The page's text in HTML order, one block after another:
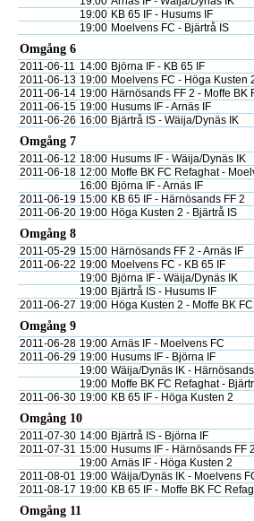
19:00 KB 65 IF - Husums IF
19:00 Moelvens FC - Bjärtrå IS
Omgång 6
2011-06-11 14:00 Björna IF - KB 65 IF
2011-06-13 19:00 Moelvens FC - Höga Kusten
2011-06-14 19:00 Härnösands FF 2 - Moffe BK
2011-06-15 19:00 Husums IF - Arnäs IF
2011-06-26 16:00 Bjärtrå IS - Wäija/Dynäs IK
Omgång 7
2011-06-12 18:00 Husums IF - Wäija/Dynäs IK
2011-06-18 12:00 Moffe BK FC Refaghat -
16:00 Björna IF - Arnäs IF
2011-06-19 15:00 KB 65 IF - Härnösands FF 2
2011-06-20 19:00 Höga Kusten 2 - Bjärtrå IS
Omgång 8
2011-05-29 15:00 Härnösands FF 2 - Arnäs IF
2011-06-22 19:00 Moelvens FC - KB 65 IF
19:00 Björna IF - Wäija/Dynäs IK
19:00 Bjärtrå IS - Husums IF
2011-06-27 19:00 Höga Kusten 2 - Moffe BK
Omgång 9
2011-06-28 19:00 Arnäs IF - Moelvens FC
2011-06-29 19:00 Husums IF - Björna IF
19:00 Wäija/Dynäs IK -
19:00 Moffe BK FC Refaghat -
2011-06-30 19:00 KB 65 IF - Höga Kusten 2
Omgång 10
2011-07-30 14:00 Bjärtrå IS - Björna IF
2011-07-31 15:00 Husums IF - Härnösands FF 2
19:00 Arnäs IF - Höga Kusten 2
2011-08-01 19:00 Wäija/Dynäs IK - Moelvens
2011-08-17 19:00 KB 65 IF - Moffe BK FC
Omgång 11